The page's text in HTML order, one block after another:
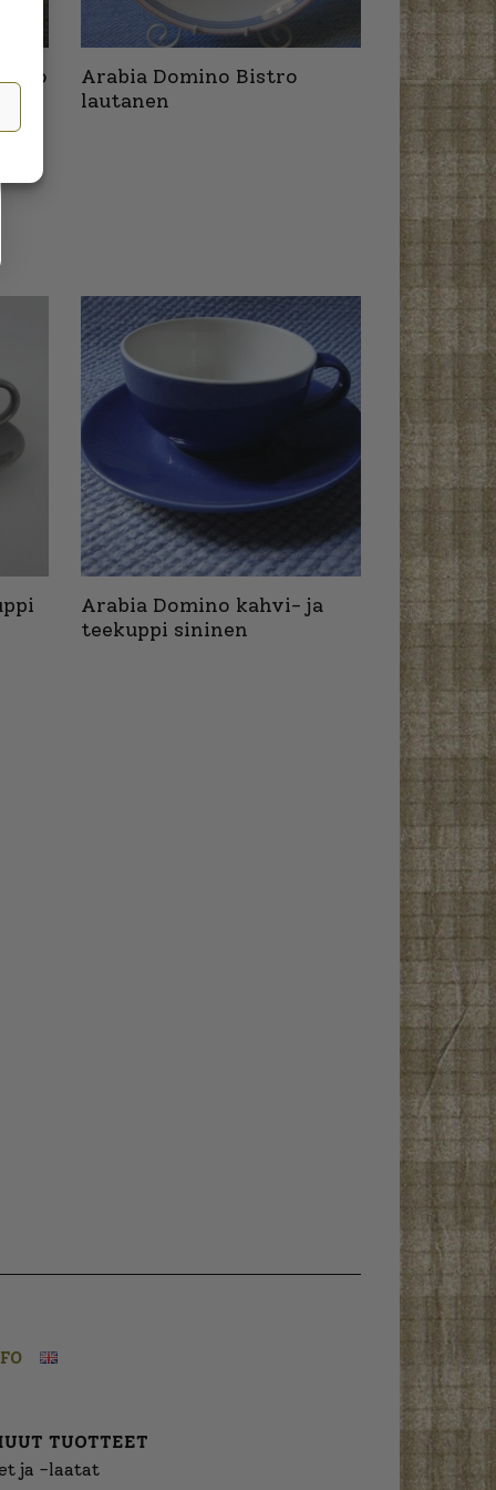
Arabia Domino Bistro
lautanen
Arabia Domino kahvi- ja
teekuppi sininen
TUOTTEET
ja -laatat